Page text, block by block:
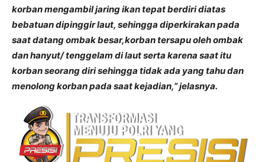
korban mengambil jaring ikan tepat berdiri diatas
bebatuan dipinggir laut, sehingga diperkirakan pada
saat datang ombak besar,korban tersapu oleh ombak
dan hanyut/ tenggelam di laut serta karena saat itu
korban seorang diri sehingga tidak ada yang tahu dan
menolong korban pada saat kejadian,” jelasnya.